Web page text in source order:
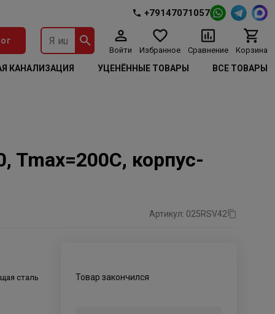
+79147071057
Войти Избранное Сравнение Корзина
КАНАЛИЗАЦИЯ УЦЕНЁННЫЕ ТОВАРЫ ВСЕ ТОВАРЫ
Tmax=200C, корпус-
Артикул: 025RSV42
сталь Товар закончился